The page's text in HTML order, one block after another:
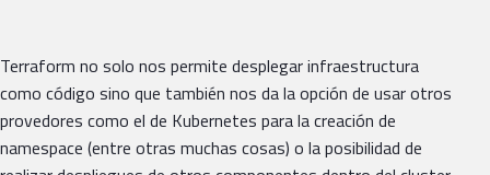
Terraform no solo nos permite desplegar infraestructura
como código sino que también nos da la opción de usar otros
provedores como el de Kubernetes para la creación de
namespace (entre otras muchas cosas) o la posibilidad de